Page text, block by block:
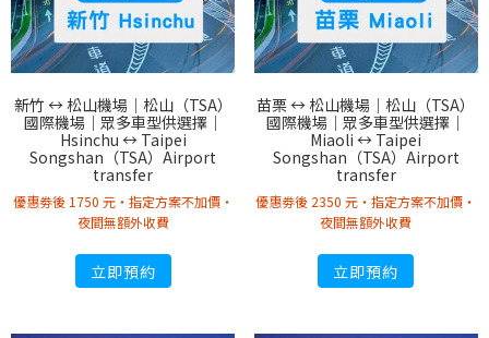
新竹 ↔︎ 松山機場｜松山（TSA）
國際機場｜眾多車型供選擇｜
Hsinchu ↔︎ Taipei
Songshan（TSA）Airport
transfer
優惠劵後 1750 元・指定方案不加價・
夜間無額外收費
立即預約
苗栗 ↔︎ 松山機場｜松山（TSA）
國際機場｜眾多車型供選擇｜
Miaoli ↔︎ Taipei
Songshan（TSA）Airport
transfer
優惠劵後 2350 元・指定方案不加價・
夜間無額外收費
立即預約